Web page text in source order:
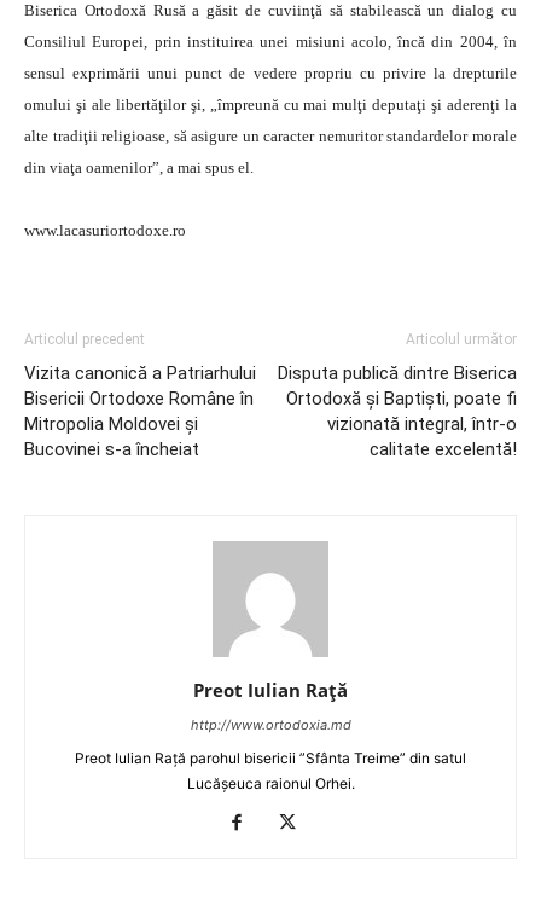
Biserica Ortodoxă Rusă a găsit de cuviinţă să stabilească un dialog cu
Consiliul Europei, prin instituirea unei misiuni acolo, încă din 2004, în
sensul exprimării unui punct de vedere propriu cu privire la drepturile
omului şi ale libertăţilor şi, „împreună cu mai mulţi deputaţi şi aderenţi la
alte tradiţii religioase, să asigure un caracter nemuritor standardelor morale
din viaţa oamenilor”, a mai spus el.
www.lacasuriortodoxe.ro
Articolul precedent
Vizita canonică a Patriarhului
Bisericii Ortodoxe Române în
Mitropolia Moldovei şi
Bucovinei s-a încheiat
Articolul următor
Disputa publică dintre Biserica
Ortodoxă și Baptiști, poate fi
vizionată integral, într-o
calitate excelentă!
Preot Iulian Raţă
http://www.ortodoxia.md
Preot Iulian Rață parohul bisericii ”Sfânta Treime” din satul
Lucășeuca raionul Orhei.